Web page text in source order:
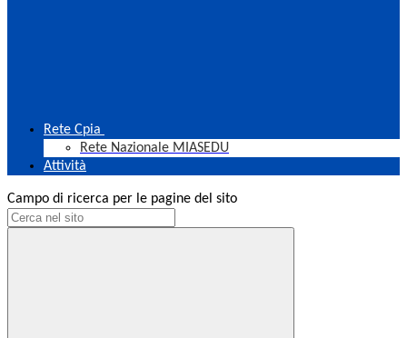
Rete Cpia
Rete Nazionale MIASEDU
Attività
Campo di ricerca per le pagine del sito